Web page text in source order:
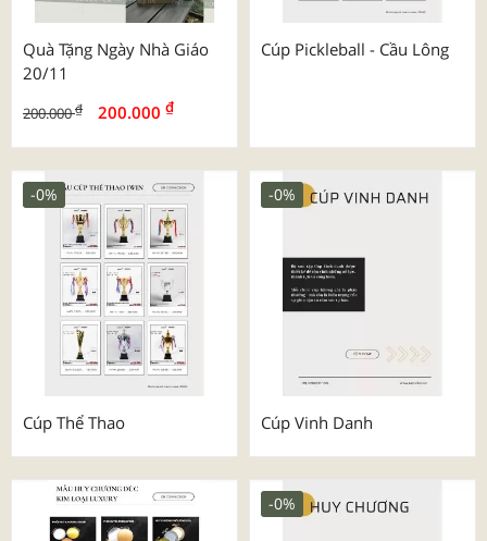
Quà Tặng Ngày Nhà Giáo
20/11
200.000₫ 200.000 ₫
Cúp Pickleball - Cầu Lông
Cúp Thể Thao
-0%
Cúp Vinh Danh
-0%
-0%